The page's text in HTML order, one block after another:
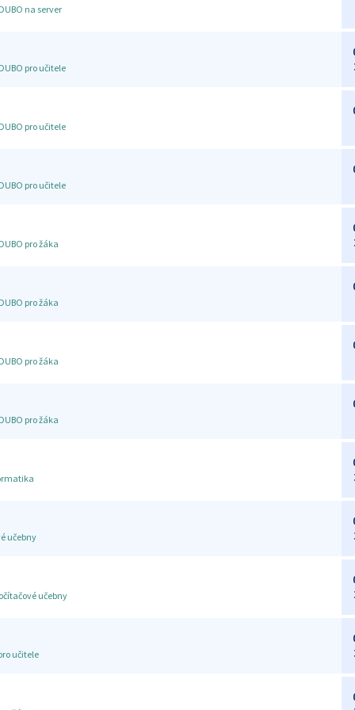
na server
pro učitele
pro učitele
pro učitele
pro žáka
pro žáka
pro žáka
pro žáka
učebny
učebny
učitele